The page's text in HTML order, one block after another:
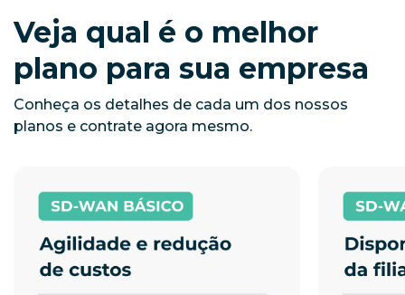
Veja qual é o melhor
plano para sua empresa
Conheça os detalhes de cada um dos nossos
planos e contrate agora mesmo.